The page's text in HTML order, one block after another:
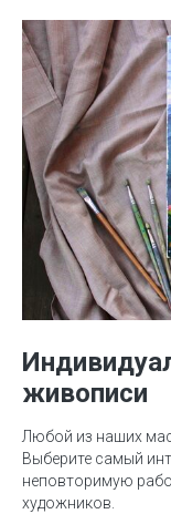
живописи
Любой из наших
Выберите самый
неповторимую
художников.